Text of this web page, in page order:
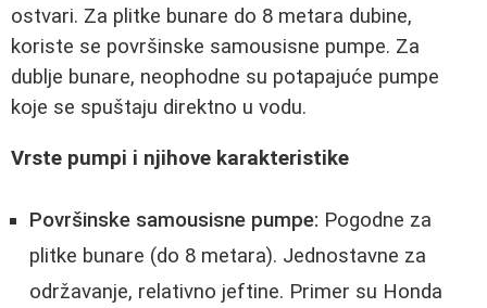
ostvari. Za plitke bunare do 8 metara dubine,
koriste se površinske samousisne pumpe. Za
dublje bunare, neophodne su potapajuće pumpe
koje se spuštaju direktno u vodu.
Vrste pumpi i njihove karakteristike
Površinske samousisne pumpe: Pogodne za
plitke bunare (do 8 metara). Jednostavne za
održavanje, relativno jeftine. Primer su Honda